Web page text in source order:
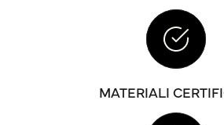
MATERIALI